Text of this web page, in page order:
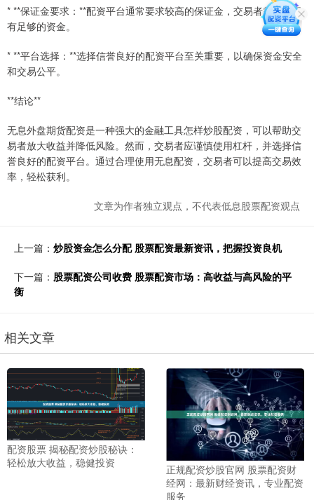
* **保证金要求：**配资平台通常要求较高的保证金，交易者需要确保
有足够的资金。
* **平台选择：**选择信誉良好的配资平台至关重要，以确保资金安全
和交易公平。
**结论**
无息外盘期货配资是一种强大的金融工具怎样炒股配资，可以帮助交
易者放大收益并降低风险。然而，交易者应谨慎使用杠杆，并选择信
誉良好的配资平台。通过合理使用无息配资，交易者可以提高交易效
率，轻松获利。
文章为作者独立观点，不代表低息股票配资观点
上一篇： 炒股资金怎么分配 股票配资最新资讯，把握投资良机
下一篇： 股票配资公司收费 股票配资市场：高收益与高风险的平
衡
相关文章
配资股票 揭秘配资炒股秘诀：
轻松放大收益，稳健投资
正规配资炒股官网 股票配资财
经网：最新财经资讯，专业配资
服务